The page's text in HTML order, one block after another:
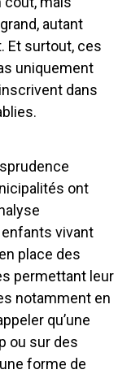
autant
Et surtout, ces
uniquement
dans
ont
vivant
place des
permettant leur
notamment en
qu’une
ou sur des
forme de